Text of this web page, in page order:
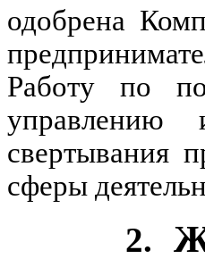
одобрена
Работу по
управлению
свертывания
сферы
2.